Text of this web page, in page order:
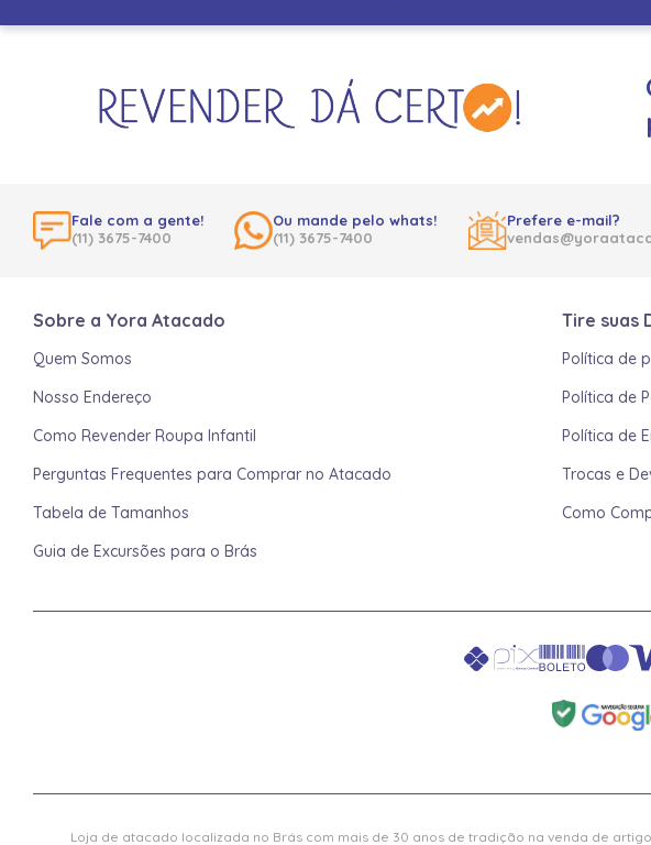
Fale com a gente!
(11) 3675-7400
Ou mande pelo whats!
(11) 3675-7400
Prefere e-mail?
Sobre a Yora Atacado
Quem Somos
Nosso Endereço
Como Revender Roupa Infantil
Perguntas Frequentes para Comprar no Atacado
Tabela de Tamanhos
Guia de Excursões para o Brás
Tire suas
Política de
Política de
Política de
Trocas e
Como
Loja de atacado localizada no Brás com mais de 30 anos de tradição na venda de